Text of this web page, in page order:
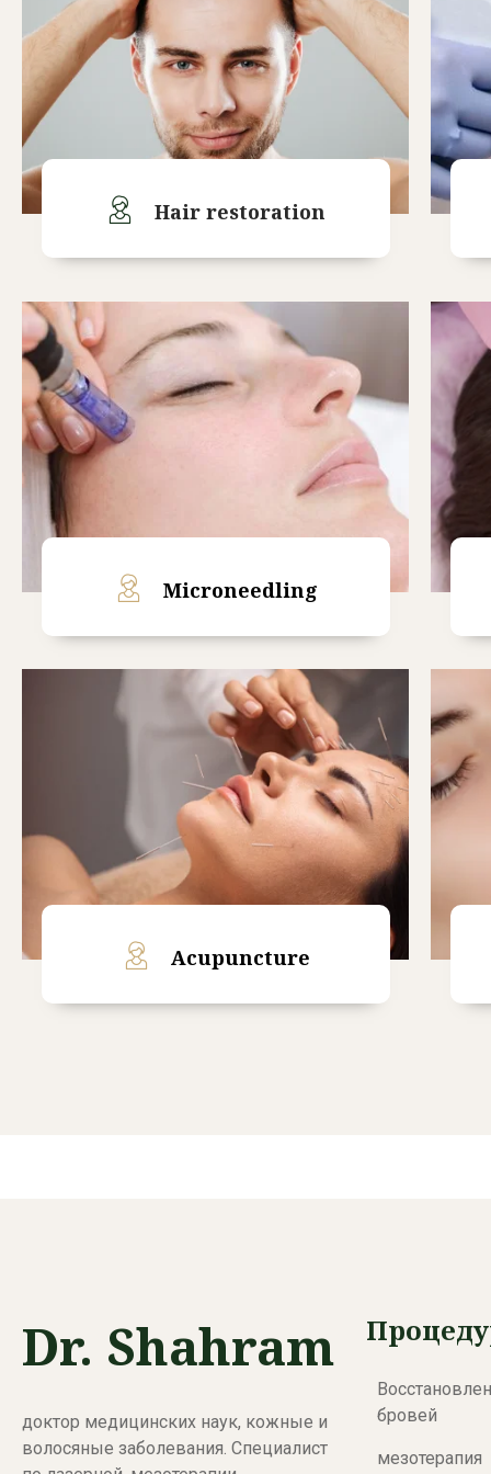
Hair restoration
Read More
Microneedling
Read More
Acupuncture
Dr. Shahram
доктор медицинских наук, кожные и
волосяные заболевания. Специалист
бровей
мезотерапия